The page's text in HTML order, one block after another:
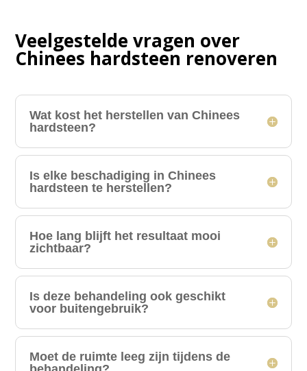
Veelgestelde vragen over
Chinees hardsteen renoveren
Wat kost het herstellen van Chinees
hardsteen?
Is elke beschadiging in Chinees
hardsteen te herstellen?
Hoe lang blijft het resultaat mooi
zichtbaar?
Is deze behandeling ook geschikt
voor buitengebruik?
Moet de ruimte leeg zijn tijdens de